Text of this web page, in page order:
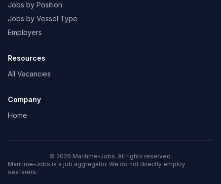
Jobs by Position
Jobs by Vessel Type
Employers
Resources
All Vacancies
Company
Home
© 2026 Maritime-Jobs. All rights reserved.
Maritime-Jobs is a job aggregator. We do not directly employ
seafarers.